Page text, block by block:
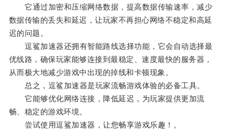
它通过加密和压缩网络数据，提高数据传输速率，减少
数据传输的丢失和延迟，让玩家不再担心网络不稳定和高延
迟的问题。
逗鲨加速器还拥有智能路线选择功能，它会自动选择最
优线路，确保玩家能够连接到最稳定、速度最快的服务器，
从而极大地减少游戏中出现的掉线和卡顿现象。
总之，逗鲨加速器是玩家流畅游戏体验的必备工具。
它能够优化网络连接，降低延迟，为玩家提供更加流
畅、稳定的游戏环境。
尝试使用逗鲨加速器，让您畅享游戏乐趣！。